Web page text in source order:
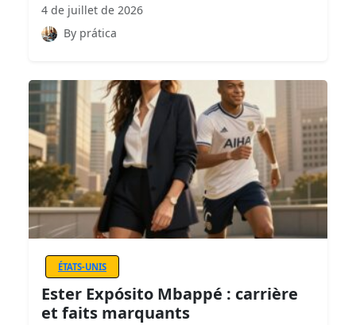
4 de juillet de 2026
By prática
ÉTATS-UNIS
Ester Expósito Mbappé : carrière
et faits marquants